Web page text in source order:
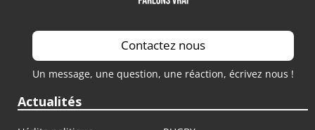
Contactez nous
Un message, une question, une réaction, écrivez nous !
Actualités